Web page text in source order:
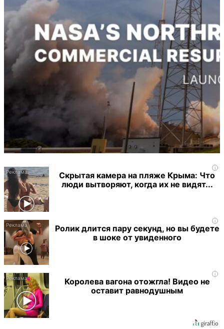
i
Скрытая камера на пляже Крыма: Что
люди вытворяют, когда их не видят...
i
Ролик длится пару секунд, но вы будете
в шоке от увиденного
i
Королева вагона отожгла! Видео не
оставит равнодушным